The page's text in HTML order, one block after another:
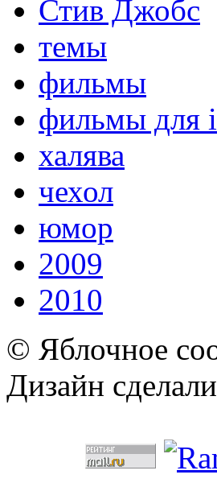
Стив Джобс
темы
фильмы
фильмы для
халява
чехол
юмор
2009
2010
© Яблочное
Дизайн